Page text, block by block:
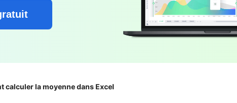
calculer la moyenne dans Excel